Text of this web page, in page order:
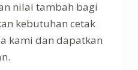
nilai tambah bagi
kebutuhan cetak
kami dan dapatkan